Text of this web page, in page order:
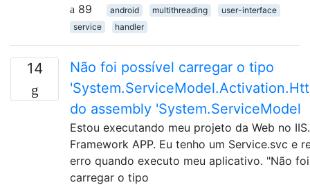
89
android multithreading
user-interface
service
handler
14
Não foi possível carregar o tipo
do assembly 'System.ServiceModel
Estou executando meu projeto da Web no
Framework APP. Eu tenho um Service.svc e
erro quando executo meu aplicativo. "Não
carregar o tipo